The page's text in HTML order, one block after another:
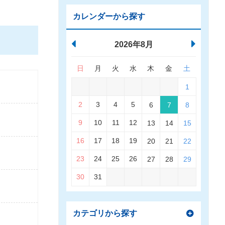
カレンダーから探す
2026年8月
日 月 火 水 木 金 土
1
2 3 4 5 6 7 8
9 10 11 12 13 14 15
16 17 18 19 20 21 22
23 24 25 26 27 28 29
30 31
カテゴリから探す